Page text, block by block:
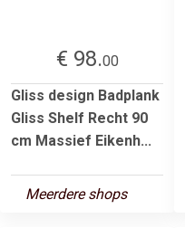
€ 98.00
Gliss design Badplank
Gliss Shelf Recht 90
cm Massief Eikenh...
Meerdere shops